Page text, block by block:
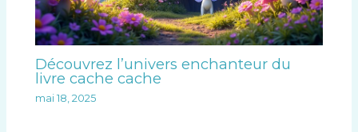
Découvrez l’univers enchanteur du
livre cache cache
mai 18, 2025